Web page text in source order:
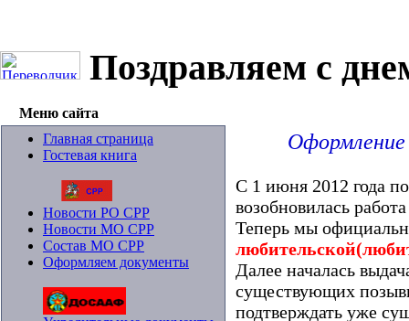
Поздравляем с
Меню сайта
Главная страница
Гостевая книга
Новости РО СРР
Новости МО СРР
Состав МО СРР
Оформляем документы
С 1 июня 2012 года
возобновилась
Теперь мы
Далее началась
существующих
подтверждать уже